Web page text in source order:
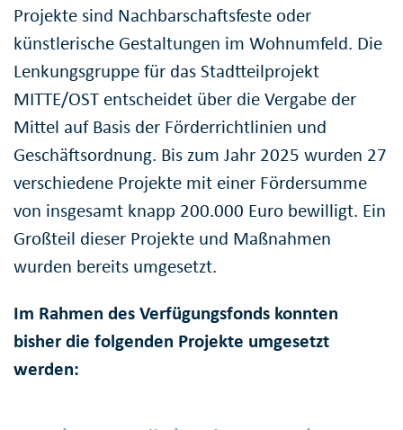
Projekte sind Nachbarschaftsfeste oder
künstlerische Gestaltungen im Wohnumfeld. Die
Lenkungsgruppe für das Stadtteilprojekt
MITTE/OST entscheidet über die Vergabe der
Mittel auf Basis der Förderrichtlinien und
Geschäftsordnung. Bis zum Jahr 2025 wurden 27
verschiedene Projekte mit einer Fördersumme
von insgesamt knapp 200.000 Euro bewilligt. Ein
Großteil dieser Projekte und Maßnahmen
wurden bereits umgesetzt.
Im Rahmen des Verfügungsfonds konnten
bisher die folgenden Projekte umgesetzt
werden: